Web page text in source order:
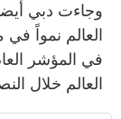
وجاءت دبي
في المؤشر
العالم خلال